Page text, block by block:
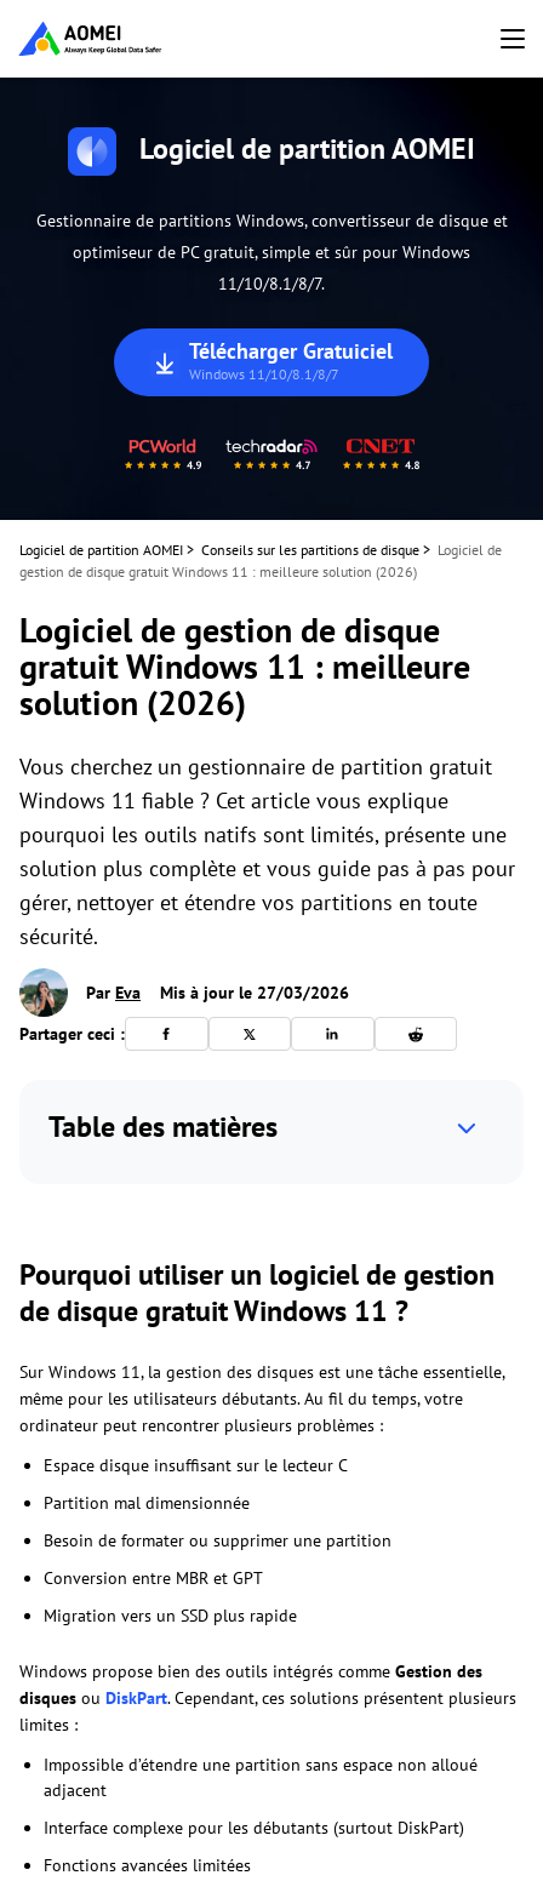
Logiciel de partition AOMEI
Gestionnaire de partitions Windows, convertisseur de disque et
optimiseur de PC gratuit, simple et sûr pour Windows
11/10/8.1/8/7.
Télécharger Gratuiciel
Windows 11/10/8.1/8/7
Logiciel de partition AOMEI > Conseils sur les partitions de disque > Logiciel de
gestion de disque gratuit Windows 11 : meilleure solution (2026)
Logiciel de gestion de disque
gratuit Windows 11 : meilleure
solution (2026)
Vous cherchez un gestionnaire de partition gratuit
Windows 11 fiable ? Cet article vous explique
pourquoi les outils natifs sont limités, présente une
solution plus complète et vous guide pas à pas pour
gérer, nettoyer et étendre vos partitions en toute
sécurité.
Par Eva
Mis à jour le 27/03/2026
Partager ceci :
Table des matières
Pourquoi utiliser un logiciel de gestion
de disque gratuit Windows 11 ?
Sur Windows 11, la gestion des disques est une tâche essentielle,
même pour les utilisateurs débutants. Au fil du temps, votre
ordinateur peut rencontrer plusieurs problèmes :
Espace disque insuffisant sur le lecteur C
Partition mal dimensionnée
Besoin de formater ou supprimer une partition
Conversion entre MBR et GPT
Migration vers un SSD plus rapide
Windows propose bien des outils intégrés comme Gestion des
disques ou DiskPart. Cependant, ces solutions présentent plusieurs
limites :
Impossible d’étendre une partition sans espace non alloué
adjacent
Interface complexe pour les débutants (surtout DiskPart)
Fonctions avancées limitées